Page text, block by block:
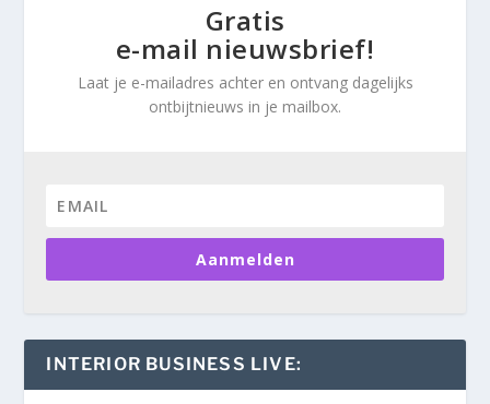
Gratis
e-mail nieuwsbrief!
Laat je e-mailadres achter en ontvang dagelijks
ontbijtnieuws in je mailbox.
Aanmelden
INTERIOR BUSINESS LIVE: